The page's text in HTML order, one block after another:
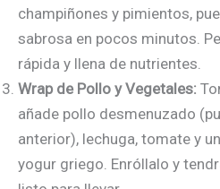
champiñones y pimientos,
sabrosa en pocos minutos.
rápida y llena de nutrientes.
Wrap de Pollo y Vegetales:
añade pollo desmenuzado
anterior), lechuga, tomate y
yogur griego. Enróllalo y